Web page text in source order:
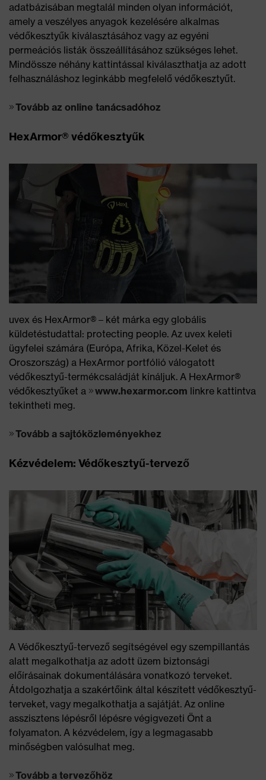
adatbázisában megtalál minden olyan információt,
amely a veszélyes anyagok kezelésére alkalmas
védőkesztyűk kiválasztásához vagy az egyéni
permeációs listák összeállításához szükséges lehet.
Mindössze néhány kattintással kiválaszthatja az adott
felhasználáshoz leginkább megfelelő védőkesztyűt.
Tovább az online tanácsadóhoz
HexArmor® védőkesztyűk
uvex és HexArmor® – két márka egy globális
küldetéstudattal: protecting people. Az uvex keleti
ügyfelei számára (Európa, Afrika, Közel-Kelet és
Oroszország) a HexArmor portfólió válogatott
védőkesztyű-termékcsaládját kínáljuk. A HexArmor®
védőkesztyűket a
www.hexarmor.com linkre kattintva
tekintheti meg.
Tovább a sajtóközleményekhez
Kézvédelem: Védőkesztyű-tervező
A Védőkesztyű-tervező segítségével egy szempillantás
alatt megalkothatja az adott üzem biztonsági
előírásainak dokumentálására vonatkozó terveket.
Átdolgozhatja a szakértőink által készített védőkesztyű-
terveket, vagy megalkothatja a sajátját. Az online
asszisztens lépésről lépésre végigvezeti Önt a
folyamaton. A kézvédelem, így a legmagasabb
minőségben valósulhat meg.
Tovább a tervezőhöz